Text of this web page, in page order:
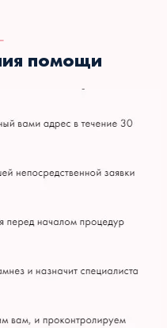
помощи